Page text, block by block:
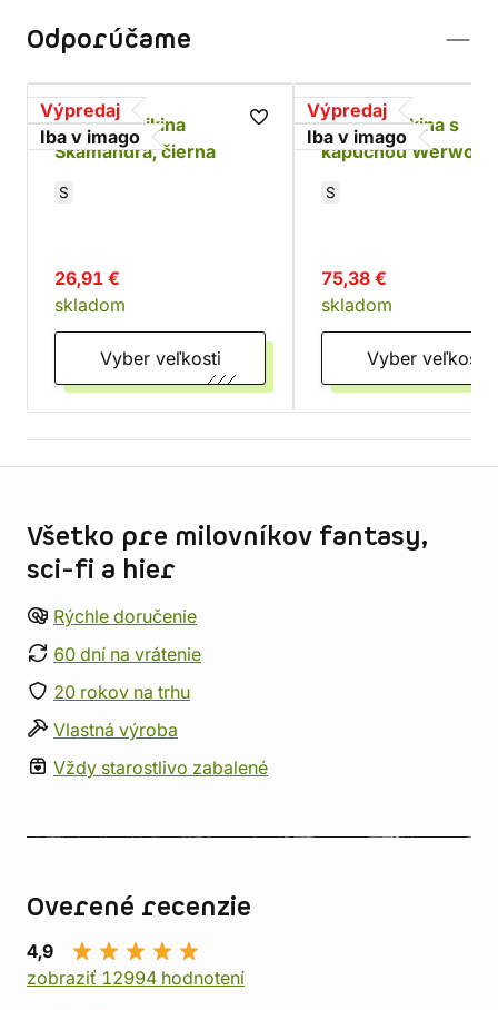
Odporúčame
Výpredaj
Iba v imago
Dámska mikina
Skamandra, čierna
S
26,91 €
skladom
Vyber veľkosti
Výpredaj
Iba v imago
Pánska mikina s
kapucňou Werwolf,
S
75,38 €
skladom
Vyber veľkosti
Všetko pre milovníkov fantasy,
sci-fi a hier
Rýchle doručenie
60 dní na vrátenie
20 rokov na trhu
Vlastná výroba
Vždy starostlivo zabalené
Overené recenzie
4,9
zobraziť 12994 hodnotení